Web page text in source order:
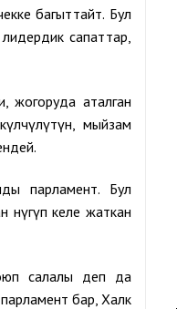
багыттайт. Бул
сапаттар,
жогоруда аталган
мыйзам
парламент. Бул
келе жаткан
салалы деп да
бар, Халк